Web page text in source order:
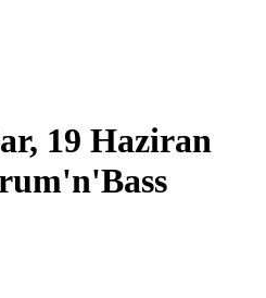
19 Haziran